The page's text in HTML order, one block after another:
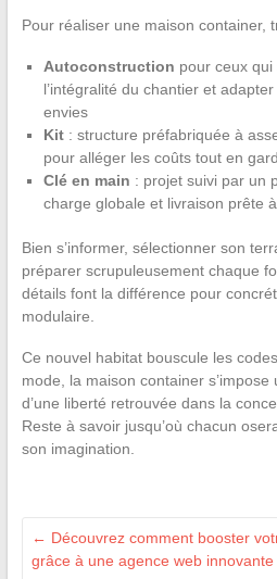
Pour réaliser une maison container,
Autoconstruction pour ceux
l’intégralité du chantier et
envies
Kit: structure préfabriquée à
pour alléger les coûts tout en
Clé en main : projet suivi par un
charge globale et livraison prête
Bien s’informer, sélectionner son
préparer scrupuleusement chaque
détails font la différence pour
modulaire.
Ce nouvel habitat bouscule les
mode, la maison container
d’une liberté retrouvée dans la
Reste à savoir jusqu’où chacun
son imagination.
← Découvrez comment booster
grâce à une agence web innovante